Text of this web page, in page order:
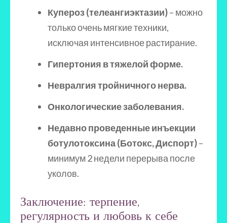
Купероз (телеангиэктазии)– можно
только очень мягкие техники,
исключая интенсивное растирание.
Гипертония в тяжелой форме.
Невралгия тройничного нерва.
Онкологические заболевания.
Недавно проведенные инъекции
ботулотоксина (Ботокс, Диспорт)–
минимум 2 недели перерыва после
уколов.
Заключение: терпение,
регулярность и любовь к себе